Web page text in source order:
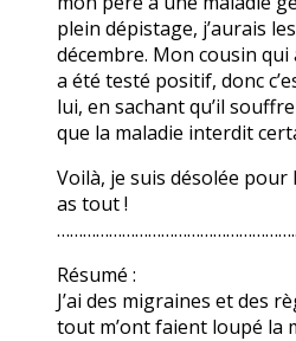
plein dépistage, j’aurais
décembre. Mon cousin
a été testé positif, donc
lui, en sachant qu’il
que la maladie interdit
Voilà, je suis désolée
as tout !
………………………………………………..
Résumé :
J’ai des migraines et des
tout m’ont faient loupé la